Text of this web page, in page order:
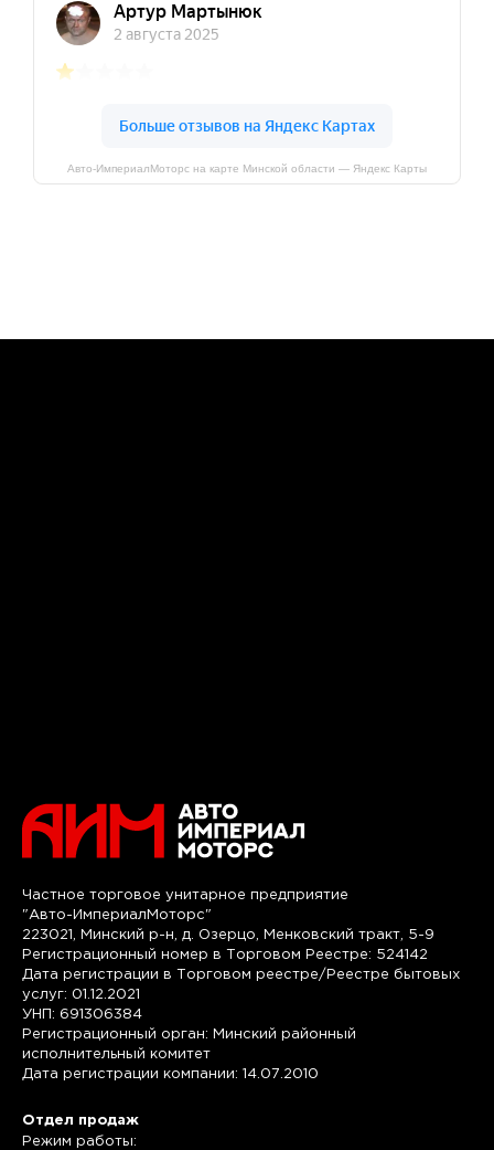
Авто-ИмпериалМоторс на карте Минской области — Яндекс Карты
Частное торговое унитарное предприятие
"Авто-ИмпериалМоторс"
223021, Минский р-н, д. Озерцо, Менковский тракт, 5-9
Регистрационный номер в Торговом Реестре: 524142
Дата регистрации в Торговом реестре/Реестре бытовых
услуг: 01.12.2021
УНП: 691306384
Регистрационный орган: Минский районный
исполнительный комитет
Дата регистрации компании: 14.07.2010
Отдел продаж
Режим работы: